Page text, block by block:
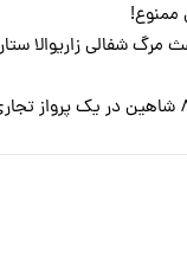
ممنوع!
شفالی زاریوالا